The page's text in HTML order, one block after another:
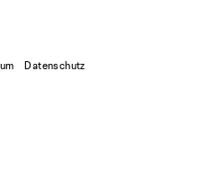
Datenschutz